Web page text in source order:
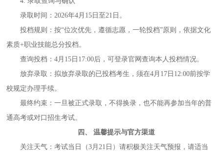
录取时间：2026年4月15日至21日。
投档规则：按“位次优先，遵循志愿，一轮投档”原则，依据文化
素质+职业技能总分投档。
查询投档：4月15日17:00后，可登录官网查询本人投档情况。
放弃录取：拟放弃录取的已投档考生，须在4月17日12:00前按学
校规定办理手续。
最终约束：一旦被正式录取，不得换录，也不能再参加当年的普
通高考或对口招生考试。
四、
温馨提示与官方渠道
关注天气：考试当日（3月21日）请积极关注天气预报，请适当